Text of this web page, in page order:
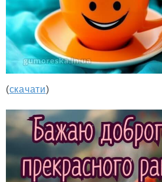
(скачати)